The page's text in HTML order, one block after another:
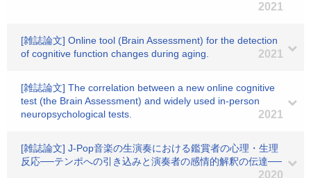
2021
[雑誌論文] Online tool (Brain Assessment) for the detection
of cognitive function changes during aging.
2021
[雑誌論文] The correlation between a new online cognitive
test (the Brain Assessment) and widely used in-person
neuropsychological tests.
2021
[雑誌論文] J-Pop音楽の生演奏における鑑賞者の心理・生理
反応──テンポへの引き込みと演奏者の感情的解釈の伝達──
2020